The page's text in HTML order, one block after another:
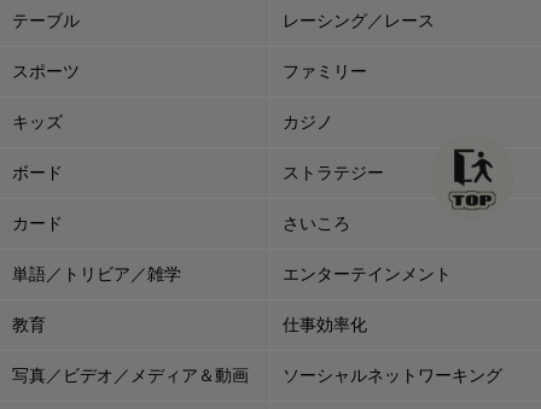
テーブル レーシング／レース
スポーツ ファミリー
キッズ カジノ
ボード ストラテジー
カード さいころ
単語／トリビア／雑学 エンターテインメント
教育 仕事効率化
写真／ビデオ／メディア＆動画 ソーシャルネットワーキング